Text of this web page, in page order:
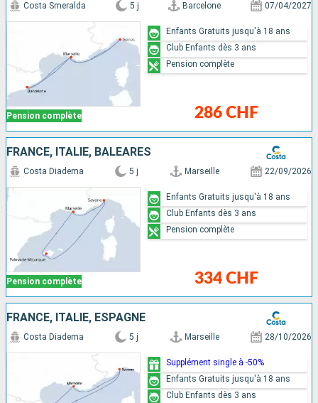
Pension complète
Costa Smeralda 5 j Barcelone 07/04/2027
286 CHF
Enfants Gratuits jusqu'à 18 ans
Club Enfants dès 3 ans
Pension complète
FRANCE, ITALIE, BALÉARES
Pension complète
Costa Diadema 5 j Marseille 22/09/2026
334 CHF
Enfants Gratuits jusqu'à 18 ans
Club Enfants dès 3 ans
Pension complète
FRANCE, ITALIE, ESPAGNE
Costa Diadema 5 j Marseille 28/10/2026
Supplément single à -50%
Enfants Gratuits jusqu'à 18 ans
Club Enfants dès 3 ans